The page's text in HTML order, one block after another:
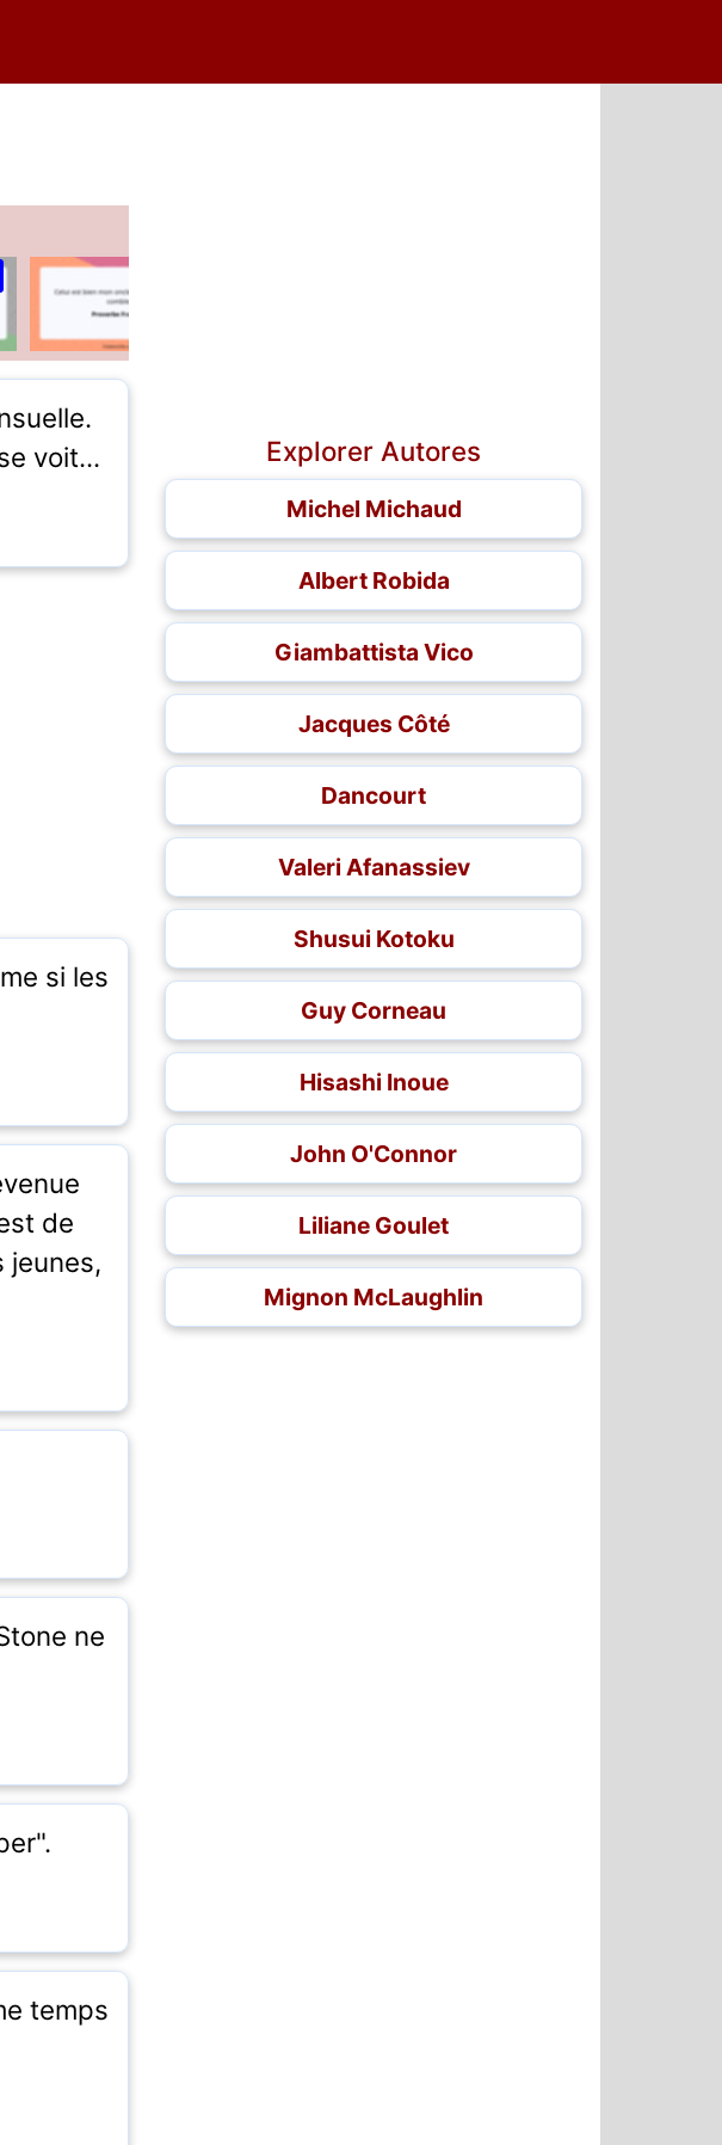
voit...
si les
de
jeunes,
ne
temps
Explorer Autores
Michel Michaud
Albert Robida
Giambattista Vico
Jacques Côté
Dancourt
Valeri Afanassiev
Shusui Kotoku
Guy Corneau
Hisashi Inoue
John O'Connor
Liliane Goulet
Mignon McLaughlin